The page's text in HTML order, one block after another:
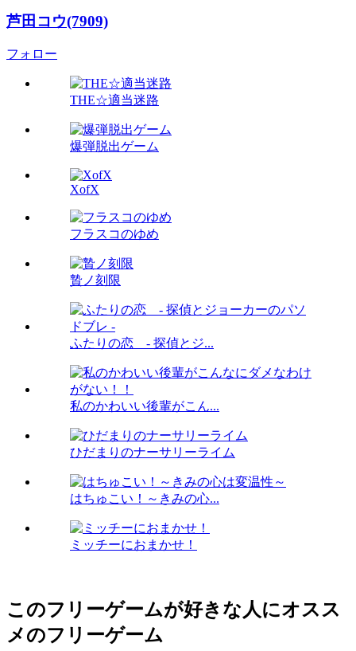
芦田コウ(7909)
フォロー
THE☆適当迷路
爆弾脱出ゲーム
XofX
フラスコのゆめ
贄ノ刻限
ふたりの恋 - 探偵とジ...
私のかわいい後輩がこん...
ひだまりのナーサリーライム
はちゅこい！～きみの心...
ミッチーにおまかせ！
このフリーゲームが好きな人にオスス
メのフリーゲーム